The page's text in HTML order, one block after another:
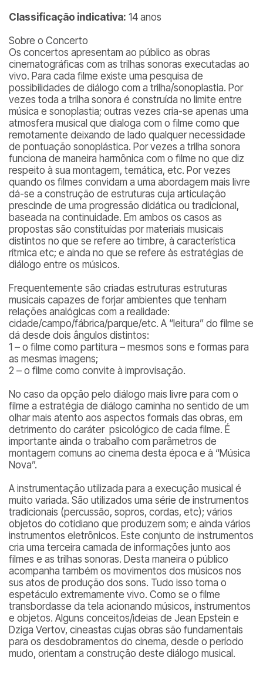
Classificação indicativa: 14 anos
Sobre o Concerto
Os concertos apresentam ao público as obras
cinematográficas com as trilhas sonoras executadas ao
vivo. Para cada filme existe uma pesquisa de
possibilidades de diálogo com a trilha/sonoplastia. Por
vezes toda a trilha sonora é construída no limite entre
música e sonoplastia; outras vezes cria-se apenas uma
atmosfera musical que dialoga com o filme como que
remotamente deixando de lado qualquer necessidade
de pontuação sonoplástica. Por vezes a trilha sonora
funciona de maneira harmônica com o filme no que diz
respeito à sua montagem, temática, etc. Por vezes
quando os filmes convidam a uma abordagem mais livre
dá-se a construção de estruturas cuja articulação
prescinde de uma progressão didática ou tradicional,
baseada na continuidade. Em ambos os casos as
propostas são constituídas por materiais musicais
distintos no que se refere ao timbre, à característica
rítmica etc; e ainda no que se refere às estratégias de
diálogo entre os músicos.
Frequentemente são criadas estruturas estruturas
musicais capazes de forjar ambientes que tenham
relações analógicas com a realidade:
cidade/campo/fábrica/parque/etc. A “leitura” do filme se
dá desde dois ângulos distintos:
1 – o filme como partitura – mesmos sons e formas para
as mesmas imagens;
2 – o filme como convite à improvisação.
No caso da opção pelo diálogo mais livre para com o
filme a estratégia de diálogo caminha no sentido de um
olhar mais atento aos aspectos formais das obras, em
detrimento do caráter psicológico de cada filme. É
importante ainda o trabalho com parâmetros de
montagem comuns ao cinema desta época e à “Música
Nova”.
A instrumentação utilizada para a execução musical é
muito variada. São utilizados uma série de instrumentos
tradicionais (percussão, sopros, cordas, etc); vários
objetos do cotidiano que produzem som; e ainda vários
instrumentos eletrônicos. Este conjunto de instrumentos
cria uma terceira camada de informações junto aos
filmes e as trilhas sonoras. Desta maneira o público
acompanha também os movimentos dos músicos nos
sus atos de produção dos sons. Tudo isso torna o
espetáculo extremamente vivo. Como se o filme
transbordasse da tela acionando músicos, instrumentos
e objetos. Alguns conceitos/ideias de Jean Epstein e
Dziga Vertov, cineastas cujas obras são fundamentais
para os desdobramentos do cinema, desde o período
mudo, orientam a construção deste diálogo musical.